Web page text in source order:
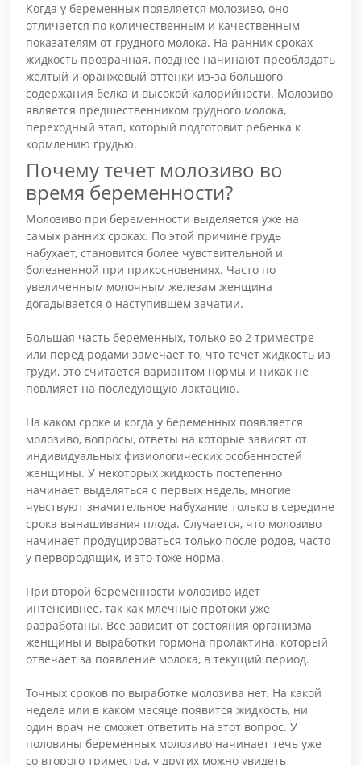
Когда у беременных появляется молозиво, оно
отличается по количественным и качественным
показателям от грудного молока. На ранних сроках
жидкость прозрачная, позднее начинают преобладать
желтый и оранжевый оттенки из-за большого
содержания белка и высокой калорийности. Молозиво
является предшественником грудного молока,
переходный этап, который подготовит ребенка к
кормлению грудью.
Почему течет молозиво во
время беременности?
Молозиво при беременности выделяется уже на
самых ранних сроках. По этой причине грудь
набухает, становится более чувствительной и
болезненной при прикосновениях. Часто по
увеличенным молочным железам женщина
догадывается о наступившем зачатии.
Большая часть беременных, только во 2 триместре
или перед родами замечает то, что течет жидкость из
груди, это считается вариантом нормы и никак не
повлияет на последующую лактацию.
На каком сроке и когда у беременных появляется
молозиво, вопросы, ответы на которые зависят от
индивидуальных физиологических особенностей
женщины. У некоторых жидкость постепенно
начинает выделяться с первых недель, многие
чувствуют значительное набухание только в середине
срока вынашивания плода. Случается, что молозиво
начинает продуцироваться только после родов, часто
у первородящих, и это тоже норма.
При второй беременности молозиво идет
интенсивнее, так как млечные протоки уже
разработаны. Все зависит от состояния организма
женщины и выработки гормона пролактина, который
отвечает за появление молока, в текущий период.
Точных сроков по выработке молозива нет. На какой
неделе или в каком месяце появится жидкость, ни
один врач не сможет ответить на этот вопрос. У
половины беременных молозиво начинает течь уже
со второго триместра, у других можно увидеть